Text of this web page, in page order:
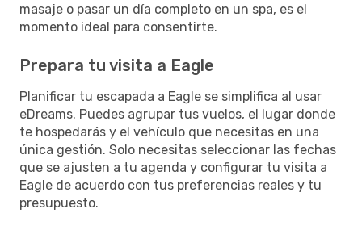
masaje o pasar un día completo en un spa, es el
momento ideal para consentirte.
Prepara tu visita a Eagle
Planificar tu escapada a Eagle se simplifica al usar
eDreams. Puedes agrupar tus vuelos, el lugar donde
te hospedarás y el vehículo que necesitas en una
única gestión. Solo necesitas seleccionar las fechas
que se ajusten a tu agenda y configurar tu visita a
Eagle de acuerdo con tus preferencias reales y tu
presupuesto.